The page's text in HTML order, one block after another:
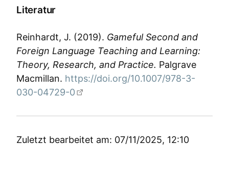
Literatur
Reinhardt, J. (2019). Gameful Second and
Foreign Language Teaching and Learning:
Theory, Research, and Practice. Palgrave
Macmillan. https://doi.org/10.1007/978-3-
030-04729-0
Zuletzt bearbeitet am: 07/11/2025, 12:10